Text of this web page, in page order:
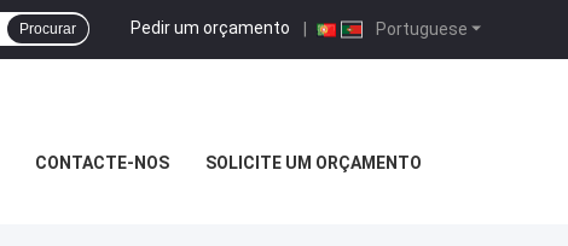
Portuguese
Pedir um orçamento |
Procurar
CONTACTE-NOS SOLICITE UM ORÇAMENTO